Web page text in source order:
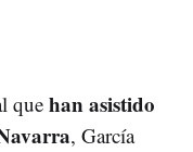
que han asistido
, García